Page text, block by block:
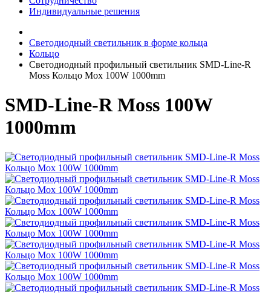
Индивидуальные решения
Светодиодный светильник в форме кольца
Кольцо
Светодиодный профильный светильник SMD-Line-R
Moss Кольцо Мох 100W 1000mm
SMD-Line-R Moss 100W
1000mm